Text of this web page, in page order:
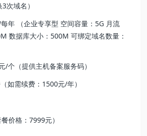
次域名）
年 （企业专享型 空间容量：5G 月流
数据库大小：500M 可绑定域名数量：
/个（提供主机备案服务码）
如需续费：1500元/年）
价格：7999元）